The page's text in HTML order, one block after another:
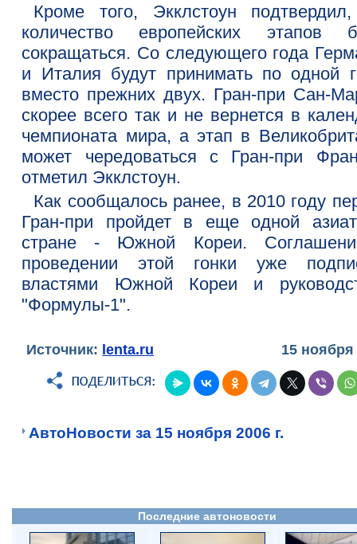
Кроме того, Экклстоун
количество европейских этапов
сокращаться. Со следующего года
и Италия будут принимать по одной
вместо прежних двух. Гран-при Сан-
скорее всего так и не вернется в
чемпионата мира, а этап в
может чередоваться с Гран-при
отметил Экклстоун.
Как сообщалось ранее, в 2010 году
Гран-при пройдет в еще одной
стране - Южной Кореи.
проведении этой гонки уже
властями Южной Кореи и
"Формулы-1".
Источник: lenta.ru 15 ноября
АвтоНовости за 15 ноября 2006 г.
Последние автоновости